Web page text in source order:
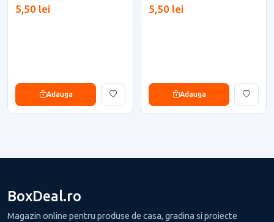
5,50 lei
Adauga
5,50 lei
Adauga
BoxDeal.ro
Magazin online pentru produse de casa, gradina si proiecte